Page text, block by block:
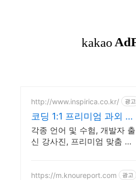
http://www.inspirica.co.kr/ 광고
코딩 1:1 프리미엄 과외 최
고의 선생님들과 함께
각종 언어 및 수험, 개발자 출
신 강사진, 프리미엄 맞춤 과
https://m.knoureport.com 광고